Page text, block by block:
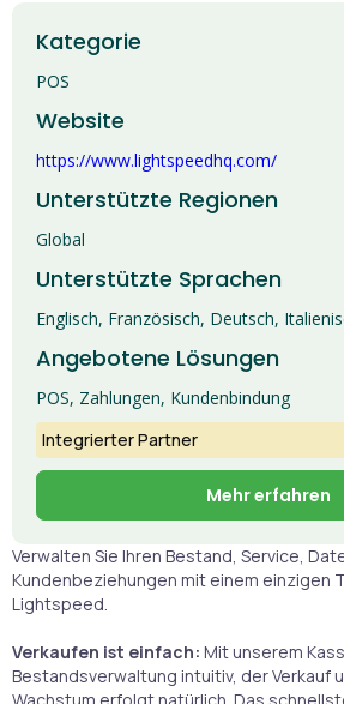
Verwalten Sie Ihren Bestand, Service,
Kundenbeziehungen mit einem einzigen
Lightspeed.
Verkaufen ist einfach: Mit unserem
Bestandsverwaltung intuitiv, der Verkauf
Kategorie
POS
Website
https://www.lightspeedhq.com/
Unterstützte Regionen
Global
Unterstützte Sprachen
Englisch, Französisch, Deutsch,
Angebotene Lösungen
POS, Zahlungen, Kundenbindung
Integrierter Partner
Mehr erfahren